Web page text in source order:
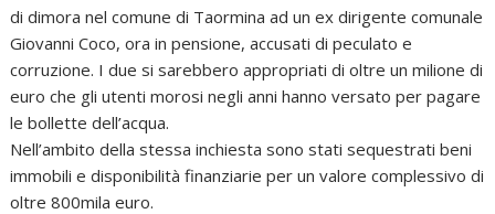
di dimora nel comune di Taormina ad un ex dirigente comunale
Giovanni Coco, ora in pensione, accusati di peculato e
corruzione. I due si sarebbero appropriati di oltre un milione di
euro che gli utenti morosi negli anni hanno versato per pagare
le bollette dell’acqua.
Nell’ambito della stessa inchiesta sono stati sequestrati beni
immobili e disponibilità finanziarie per un valore complessivo di
oltre 800mila euro.